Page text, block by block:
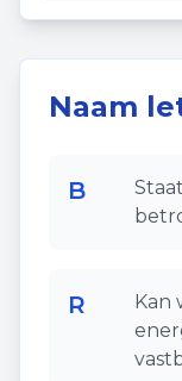
Naam
B
R
Kan